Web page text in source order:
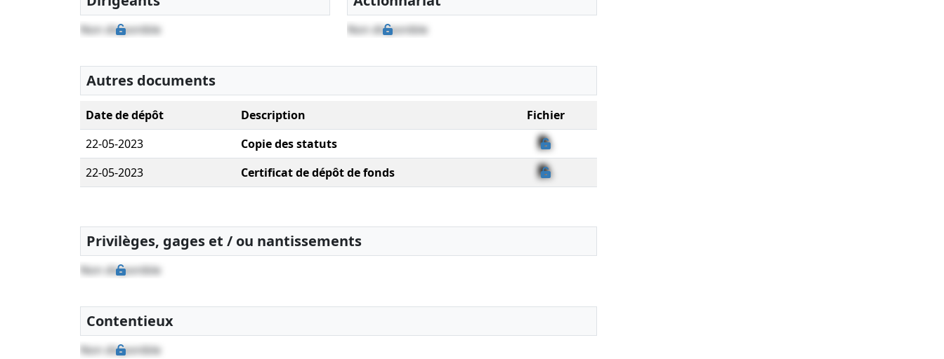
Non disponible Non disponible
Autres documents
Date de dépôt Description
Fichier
22-05-2023
Copie des statuts
22-05-2023
Certificat de dépôt de fonds
Privilèges, gages et / ou nantissements
Non disponible
Contentieux
Non disponible